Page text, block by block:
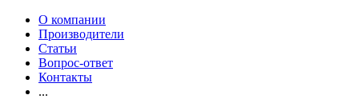
О компании
Производители
Статьи
Вопрос-ответ
Контакты
...